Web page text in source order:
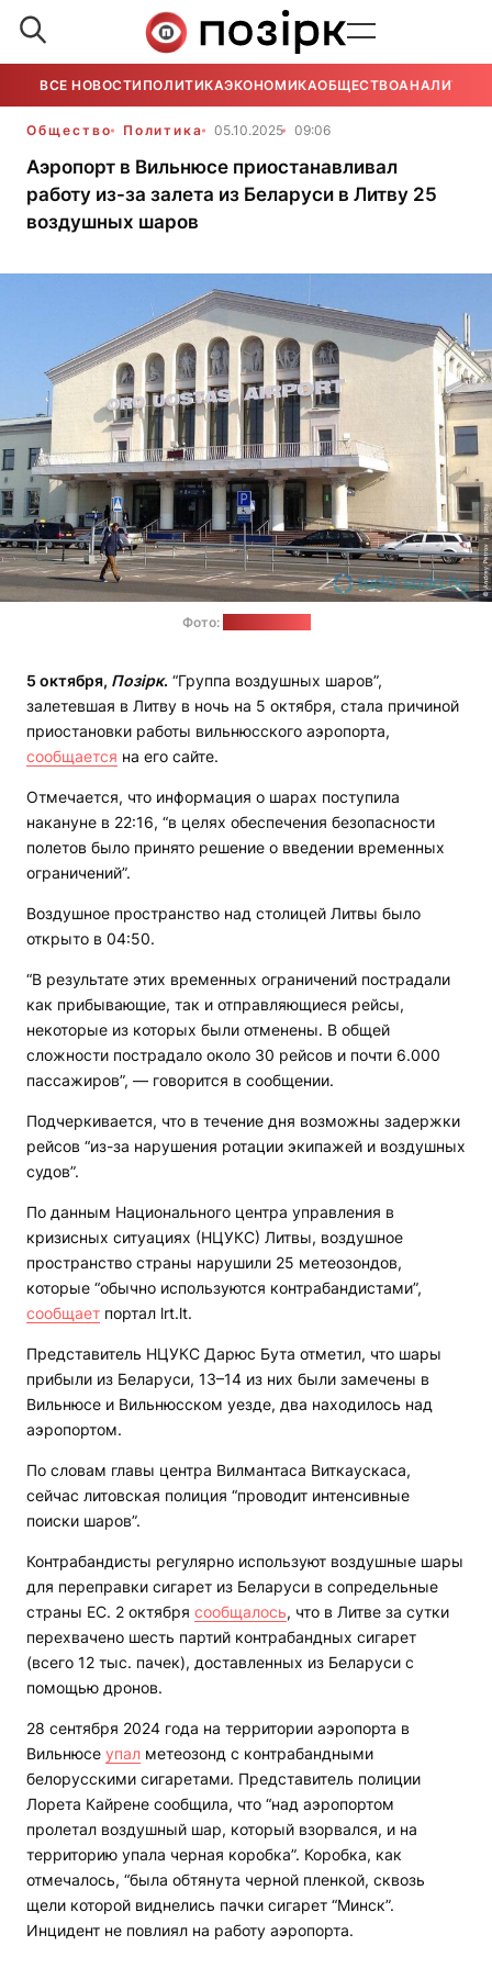
ВСЕ НОВОСТИ ПОЛИТИКАЭКОНОМИКАОБЩЕСТВОАНАЛИТИКА
Общество Политика 05.10.2025 09:06
Аэропорт в Вильнюсе приостанавливал
работу из-за залета из Беларуси в Литву 25
воздушных шаров
Фото:
5 октября, Позірк. “Группа воздушных шаров”,
залетевшая в Литву в ночь на 5 октября, стала причиной
приостановки работы вильнюсского аэропорта,
сообщается на его сайте.
Отмечается, что информация о шарах поступила
накануне в 22:16, “в целях обеспечения безопасности
полетов было принято решение о введении временных
ограничений”.
Воздушное пространство над столицей Литвы было
открыто в 04:50.
“В результате этих временных ограничений пострадали
как прибывающие, так и отправляющиеся рейсы,
некоторые из которых были отменены. В общей
сложности пострадало около 30 рейсов и почти 6.000
пассажиров”, — говорится в сообщении.
Подчеркивается, что в течение дня возможны задержки
рейсов “из-за нарушения ротации экипажей и воздушных
судов”.
По данным Национального центра управления в
кризисных ситуациях (НЦУКС) Литвы, воздушное
пространство страны нарушили 25 метеозондов,
которые “обычно используются контрабандистами”,
сообщает портал lrt.lt.
Представитель НЦУКС Дарюс Бута отметил, что шары
прибыли из Беларуси, 13–14 из них были замечены в
Вильнюсе и Вильнюсском уезде, два находилось над
аэропортом.
По словам главы центра Вилмантаса Виткаускаса,
сейчас литовская полиция “проводит интенсивные
поиски шаров”.
Контрабандисты регулярно используют воздушные шары
для переправки сигарет из Беларуси в сопредельные
страны ЕС. 2 октября сообщалось, что в Литве за сутки
перехвачено шесть партий контрабандных сигарет
(всего 12 тыс. пачек), доставленных из Беларуси с
помощью дронов.
28 сентября 2024 года на территории аэропорта в
Вильнюсе упал метеозонд с контрабандными
белорусскими сигаретами. Представитель полиции
Лорета Кайрене сообщила, что “над аэропортом
пролетал воздушный шар, который взорвался, и на
территорию упала черная коробка”. Коробка, как
отмечалось, “была обтянута черной пленкой, сквозь
щели которой виднелись пачки сигарет “Минск”.
Инцидент не повлиял на работу аэропорта.